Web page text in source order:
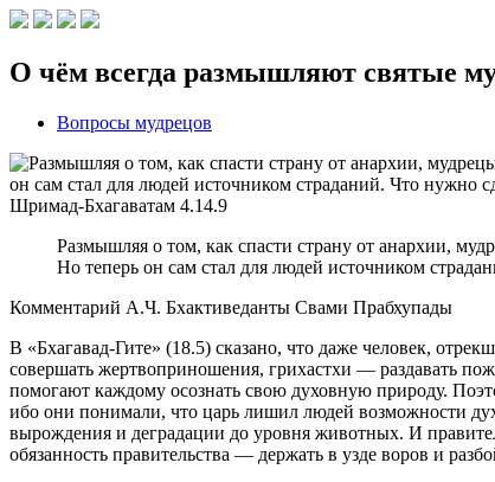
О чём всегда размышляют святые
Вопросы мудрецов
Шримад-Бхагаватам 4.14.9
Размышляя о том, как спасти страну от анархии,
Но теперь он сам стал для людей источником
Комментарий А.Ч. Бхактиведанты Свами Прабхупады
В «Бхагавад-Гите» (18.5) сказано, что даже человек,
совершать жертвоприношения, грихастхи — раздавать
помогают каждому осознать свою духовную природу.
ибо они понимали, что царь лишил людей возможности
вырождения и деградации до уровня животных. И
обязанность правительства — держать в узде воров и